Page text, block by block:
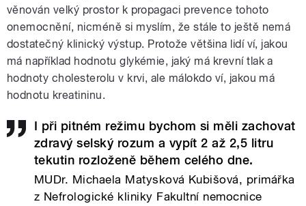
věnován velký prostor k propagaci prevence tohoto
onemocnění, nicméně si myslím, že stále to ještě nemá
dostatečný klinický výstup. Protože většina lidí ví, jakou
má například hodnotu glykémie, jaký má krevní tlak a
hodnoty cholesterolu v krvi, ale málokdo ví, jakou má
hodnotu kreatininu.
I při pitném režimu bychom si měli zachovat
zdravý selský rozum a vypít 2 až 2,5 litru
tekutin rozloženě během celého dne.
MUDr. Michaela Matysková Kubišová, primářka
z Nefrologické kliniky Fakultní nemocnice